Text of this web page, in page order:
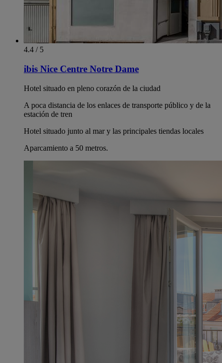
4.4 / 5
ibis Nice Centre Notre Dame
Hotel situado en pleno corazón de la ciudad
A poca distancia de los enlaces de transporte público y de la
estación de tren
Hotel situado junto al mar y las principales tiendas locales
Aparcamiento a 50 metros.